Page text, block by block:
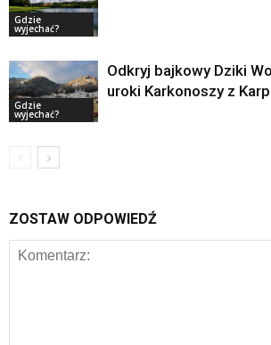
Gdzie
wyjechać?
Gdzie
wyjechać?
Odkryj bajkowy Dziki
uroki Karkonoszy z
ZOSTAW ODPOWIEDŹ